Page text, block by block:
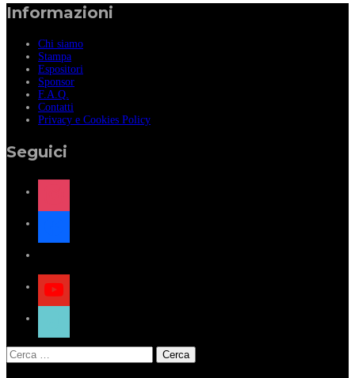
Informazioni
Chi siamo
Stampa
Espositori
Sponsor
F.A.Q.
Contatti
Privacy e Cookies Policy
Seguici
instagram
facebook
x
youtube
tiktok
Ricerca
per: